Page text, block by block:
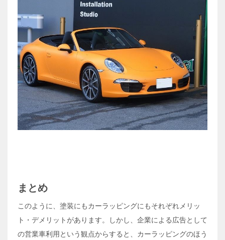
まとめ
このように、塗装にもカーラッピングにもそれぞれメリッ
ト・デメリットがあります。しかし、企業による広告として
の営業車利用という観点からすると、カーラッピングのほう